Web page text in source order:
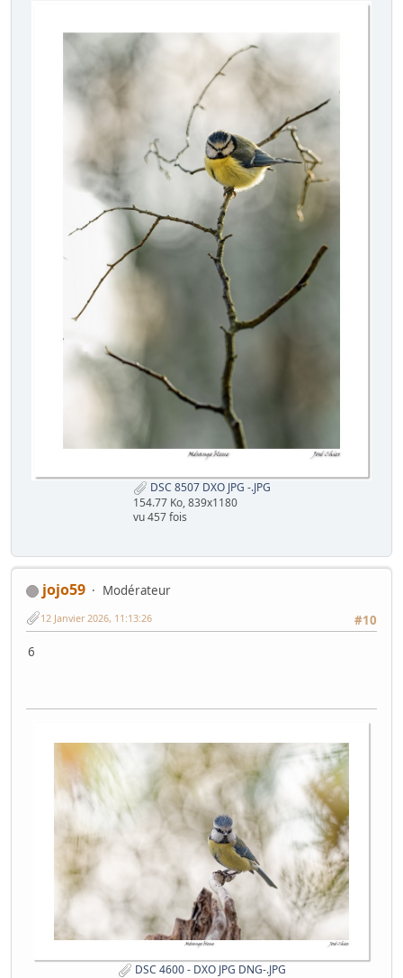
DSC 8507 DXO JPG -.JPG
154.77 Ko, 839x1180
vu 457 fois
jojo59
Modérateur
#10
12 Janvier 2026, 11:13:26
6
DSC 4600 - DXO JPG DNG-.JPG